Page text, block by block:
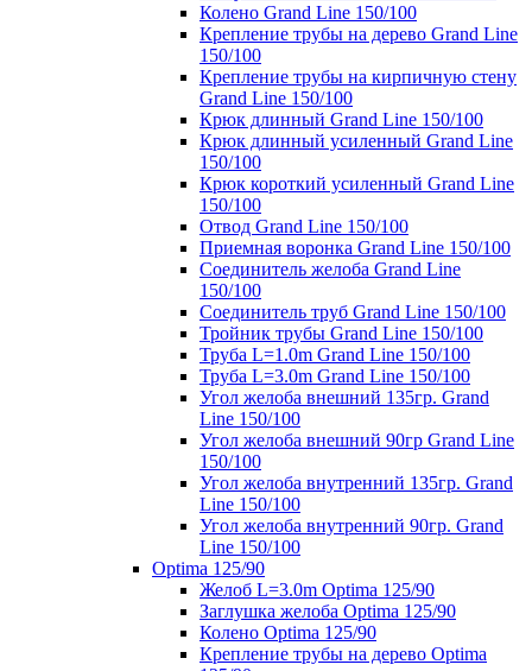
Колено Grand Line 150/100
Крепление трубы на дерево Grand Line
150/100
Крепление трубы на кирпичную стену
Grand Line 150/100
Крюк длинный Grand Line 150/100
Крюк длинный усиленный Grand Line
150/100
Крюк короткий усиленный Grand Line
150/100
Отвод Grand Line 150/100
Приемная воронка Grand Line 150/100
Соединитель желоба Grand Line
150/100
Соединитель труб Grand Line 150/100
Тройник трубы Grand Line 150/100
Труба L=1.0m Grand Line 150/100
Труба L=3.0m Grand Line 150/100
Угол желоба внешний 135гр. Grand
Line 150/100
Угол желоба внешний 90гр Grand Line
150/100
Угол желоба внутренний 135гр. Grand
Line 150/100
Угол желоба внутренний 90гр. Grand
Line 150/100
Optima 125/90
Желоб L=3.0m Optima 125/90
Заглушка желоба Optima 125/90
Колено Optima 125/90
Крепление трубы на дерево Optima